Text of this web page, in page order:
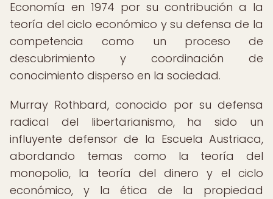
Economía en 1974 por su contribución a la
teoría del ciclo económico y su defensa de la
competencia como un proceso de
descubrimiento y coordinación de
conocimiento disperso en la sociedad.
Murray Rothbard, conocido por su defensa
radical del libertarianismo, ha sido un
influyente defensor de la Escuela Austriaca,
abordando temas como la teoría del
monopolio, la teoría del dinero y el ciclo
económico, y la ética de la propiedad